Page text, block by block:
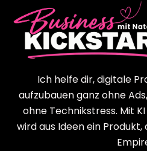
Ich helfe dir, digitale
aufzubauen ganz ohne
ohne Technikstress. Mit
wird aus Ideen ein